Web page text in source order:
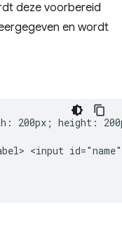
deze voorbereid
en wordt
200px; height:
<input